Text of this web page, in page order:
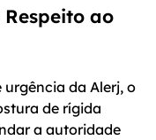
ao
da Alerj, o
de rígida
a autoridade